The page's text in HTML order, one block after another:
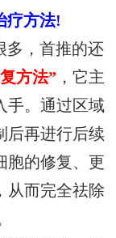
疗方法!
多，首推的还
方法” ，它主
手。通过区域
后再进行后续
胞的修复、更
从而完全祛除